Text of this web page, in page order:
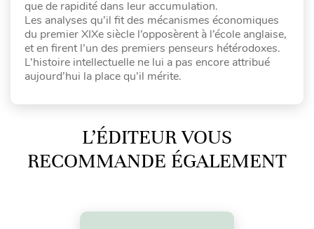
que de rapidité dans leur accumulation.
Les analyses qu’il fit des mécanismes économiques
du premier XIXe siècle l’opposèrent à l’école anglaise,
et en firent l’un des premiers penseurs hétérodoxes.
L’histoire intellectuelle ne lui a pas encore attribué
aujourd’hui la place qu’il mérite.
L’ÉDITEUR VOUS
RECOMMANDE ÉGALEMENT